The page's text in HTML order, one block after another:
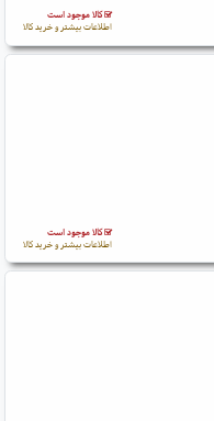
کالا موجود است
اطلاعات بیشتر و خرید کالا
کالا موجود است
اطلاعات بیشتر و خرید کالا